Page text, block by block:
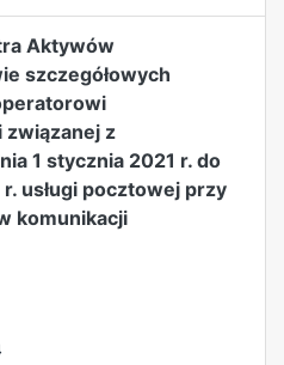
Aktywów
szczegółowych
związanej z
1 stycznia 2021 r. do
usługi pocztowej przy
komunikacji